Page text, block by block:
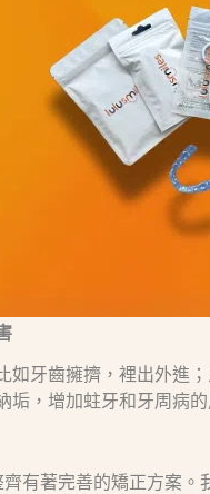
如牙齒擁擠，裡出外進
垢，增加蛀牙和牙周病的
齊有著完善的矯正方案